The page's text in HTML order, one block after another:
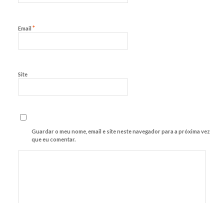
Email *
Site
Guardar o meu nome, email e site neste navegador para a próxima vez
que eu comentar.